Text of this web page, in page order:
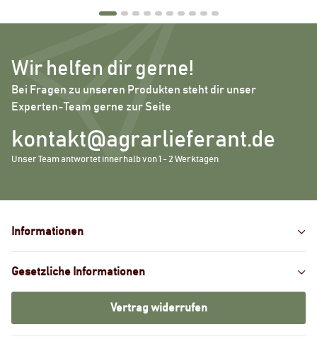
Wir helfen dir gerne!
Bei Fragen zu unseren Produkten steht dir unser
Experten-Team gerne zur Seite
kontakt@agrarlieferant.de
Unser Team antwortet innerhalb von 1 - 2 Werktagen
Informationen
Gesetzliche Informationen
Vertrag widerrufen